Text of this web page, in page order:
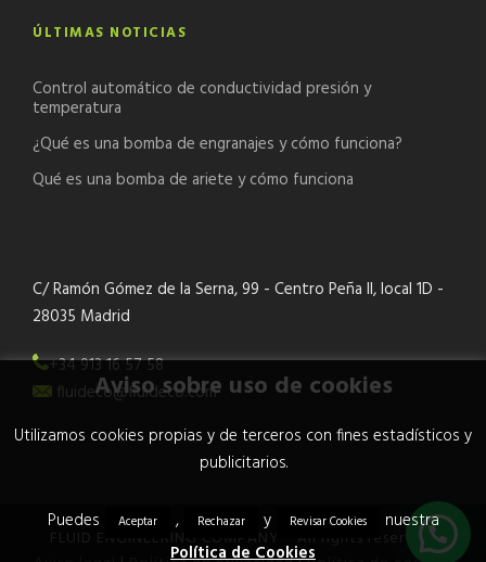
ÚLTIMAS NOTICIAS
Control automático de conductividad presión y
temperatura
¿Qué es una bomba de engranajes y cómo funciona?
Qué es una bomba de ariete y cómo funciona
C/ Ramón Gómez de la Serna, 99 - Centro Peña II, local 1D -
28035 Madrid
+34 913 16 57 58
fluideco@fluideco.com
FLUID ENGINEERING COMPANY ® All rights reserved.
Aviso sobre uso de cookies
Utilizamos cookies propias y de terceros con fines estadísticos y
publicitarios.
Puedes Aceptar , Rechazar y Revisar Cookies
nuestra
Política de Cookies